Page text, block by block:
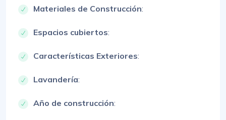
Materiales de Construcción:
Espacios cubiertos:
Características Exteriores:
Lavandería:
Año de construcción: